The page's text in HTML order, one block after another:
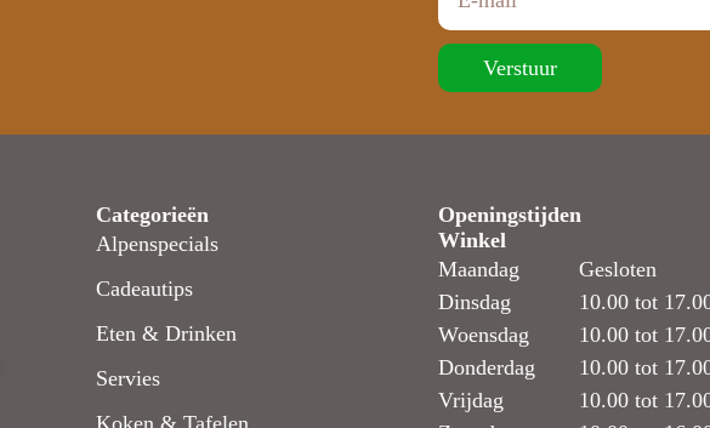
Verstuur
Categorieën
Alpenspecials
Cadeautips
Eten & Drinken
Servies
Openingstijden
Winkel
Maandag
Dinsdag
Woensdag
Donderdag
Vrijdag
Gesloten
10.00 tot
10.00 tot
10.00 tot
10.00 tot